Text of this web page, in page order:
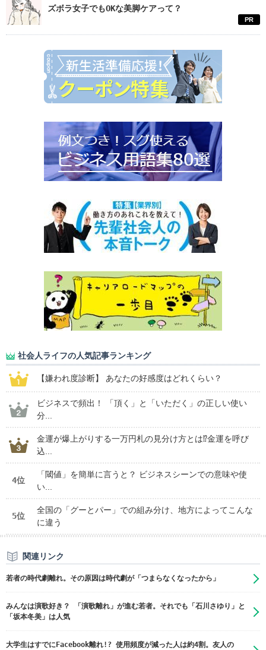
ズボラ女子でもOKな美脚ケアって？
PR
社会人ライフの人気記事ランキング
【嫌われ度診断】 あなたの好感度はどれくらい？
ビジネスで頻出！ 「頂く」と「いただく」の正しい使い
分...
金運が爆上がりする一万円札の見分け方とは⁉金運を呼び
込...
4位
「閾値」を簡単に言うと？ ビジネスシーンでの意味や使
い...
5位
全国の「グーとパー」での組み分け、地方によってこんな
に違う
関連リンク
若者の時代劇離れ。その原因は時代劇が「つまらなくなったから」
みんなは演歌好き？ 「演歌離れ」が進む若者。それでも「石川さゆり」と
「坂本冬美」は人気
大学生はすでにFacebook離れ!? 使用頻度が減った人は約4割。友人の